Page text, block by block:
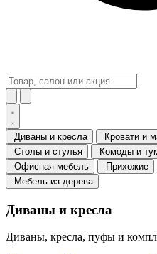
Диваны и кресла Кровати и
Столы и стулья
Комоды и
Офисная мебель
Прихожие
Мебель из дерева
Диваны и кресла
Диваны, кресла, пуфы и